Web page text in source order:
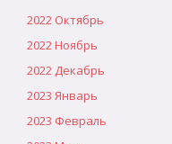
2022 Октябрь
2022 Ноябрь
2022 Декабрь
2023 Январь
2023 Февраль